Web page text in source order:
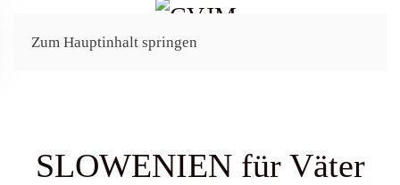
Zum Hauptinhalt springen
SLOWENIEN für Väter